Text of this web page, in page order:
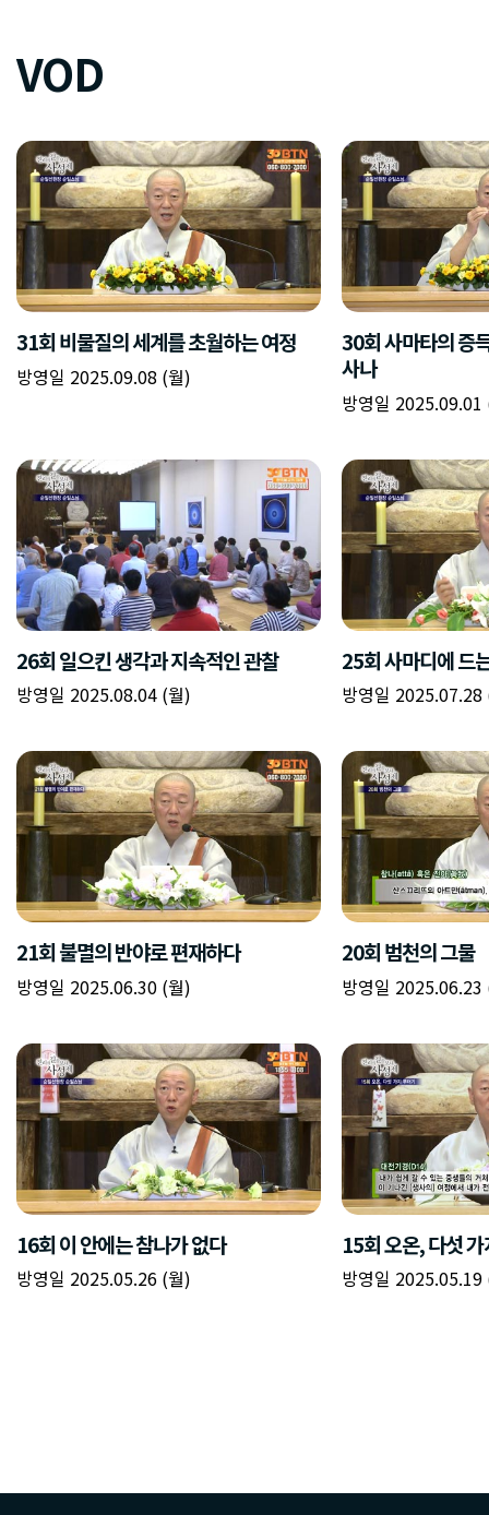
VOD
31회 비물질의 세계를 초월하는 여정
방영일 2025.09.08 (월)
30회 사마타의 증
사나
방영일 2025.09.01
26회 일으킨 생각과 지속적인 관찰
방영일 2025.08.04 (월)
25회 사마디에 드
방영일 2025.07.28
21회 불멸의 반야로 편재하다
방영일 2025.06.30 (월)
20회 범천의 그물
방영일 2025.06.23
16회 이 안에는 참나가 없다
방영일 2025.05.26 (월)
15회 오온, 다섯
방영일 2025.05.19